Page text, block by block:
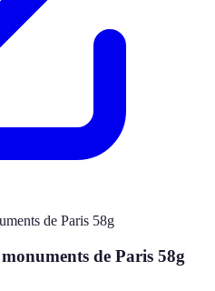
de Paris 58g